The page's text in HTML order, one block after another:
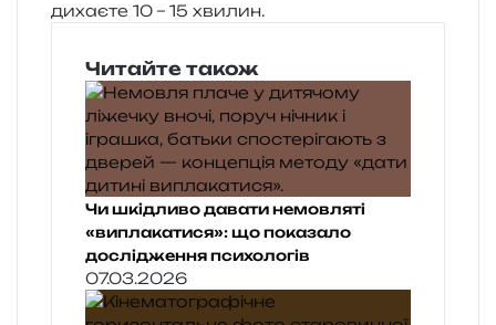
диха­є­те 10 – 15 хвилин.
Читайте також
Чи шкідливо давати немовляті
«виплакатися»: що показало
дослідження психологів
07.03.2026